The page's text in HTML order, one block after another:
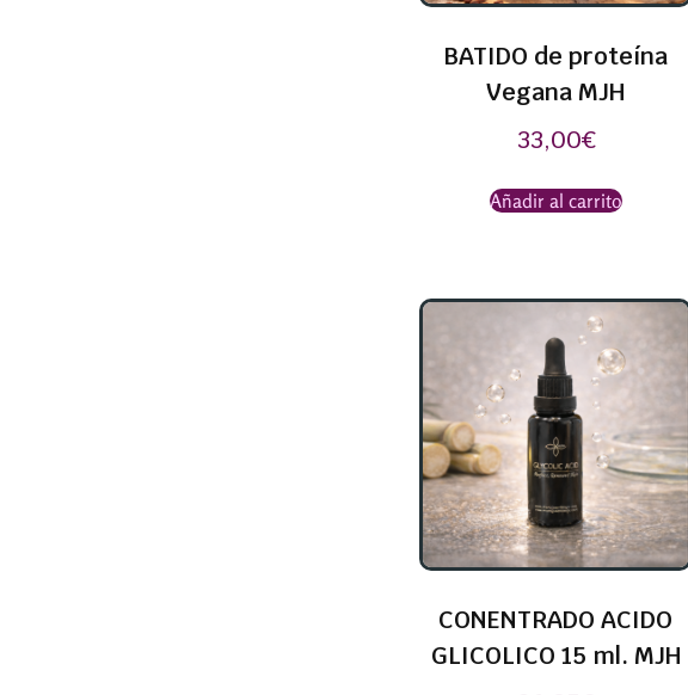
BATIDO de proteína
Vegana MJH
33,00€
Añadir al carrito
CONENTRADO ACIDO
GLICOLICO 15 ml. MJH